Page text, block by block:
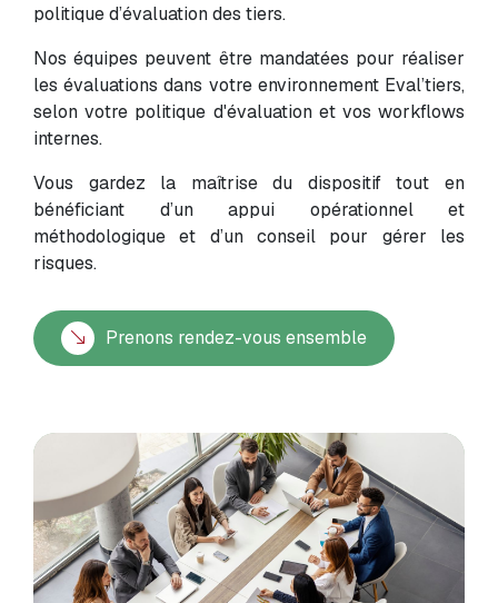
politique d’évaluation des tiers.
Nos équipes peuvent être mandatées pour réaliser
les évaluations dans votre environnement Eval’tiers,
selon votre politique d'évaluation et vos workflows
internes.
Vous gardez la maîtrise du dispositif tout en
bénéficiant d’un appui opérationnel et
méthodologique et d’un conseil pour gérer les
risques.
Prenons rendez-vous ensemble